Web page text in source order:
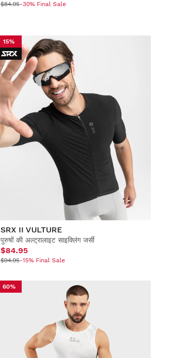
$84.95-30% Final Sale
15%
SRX II VULTURE
पुरुषों की अल्ट्रालाइट साइक्लिंग जर्सी
$84.95
$94.95-15% Final Sale
60%